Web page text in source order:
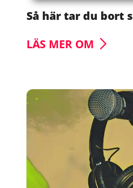
Så här tar du bort
LÄS MER OM